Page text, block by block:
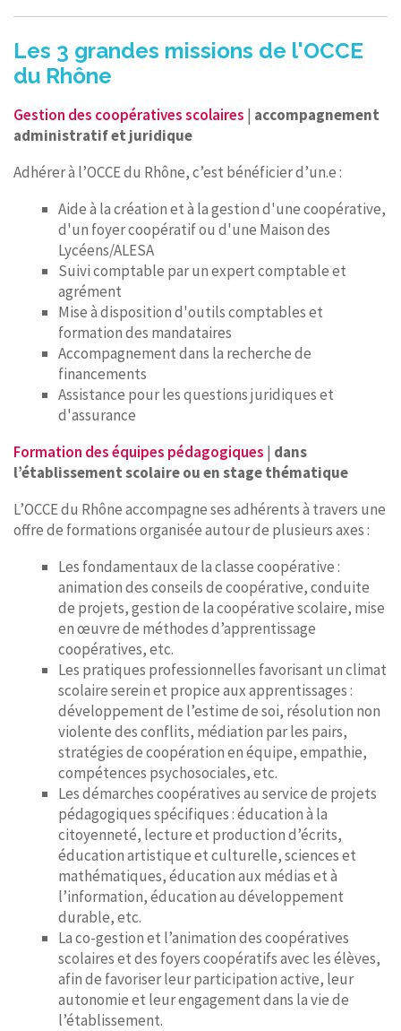
Les 3 grandes missions de l'OCCE
du Rhône
Gestion des coopératives scolaires | accompagnement
administratif et juridique
Adhérer à l’OCCE du Rhône, c’est bénéficier d’un.e :
Aide à la création et à la gestion d'une coopérative,
d'un foyer coopératif ou d'une Maison des
Lycéens/ALESA
Suivi comptable par un expert comptable et
agrément
Mise à disposition d'outils comptables et
formation des mandataires
Accompagnement dans la recherche de
financements
Assistance pour les questions juridiques et
d'assurance
Formation des équipes pédagogiques | dans
l’établissement scolaire ou en stage thématique
L’OCCE du Rhône accompagne ses adhérents à travers une
offre de formations organisée autour de plusieurs axes :
Les fondamentaux de la classe coopérative :
animation des conseils de coopérative, conduite
de projets, gestion de la coopérative scolaire, mise
en œuvre de méthodes d’apprentissage
coopératives, etc.
Les pratiques professionnelles favorisant un climat
scolaire serein et propice aux apprentissages :
développement de l’estime de soi, résolution non
violente des conflits, médiation par les pairs,
stratégies de coopération en équipe, empathie,
compétences psychosociales, etc.
Les démarches coopératives au service de projets
pédagogiques spécifiques : éducation à la
citoyenneté, lecture et production d’écrits,
éducation artistique et culturelle, sciences et
mathématiques, éducation aux médias et à
l’information, éducation au développement
durable, etc.
La co-gestion et l’animation des coopératives
scolaires et des foyers coopératifs avec les élèves,
afin de favoriser leur participation active, leur
autonomie et leur engagement dans la vie de
l’établissement.